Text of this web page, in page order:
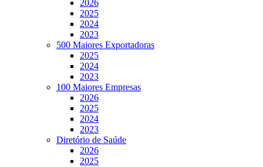
2026
2025
2024
2023
500 Maiores Exportadoras
2025
2024
2023
100 Maiores Empresas
2026
2025
2024
2023
Diretório de Saúde
2026
2025